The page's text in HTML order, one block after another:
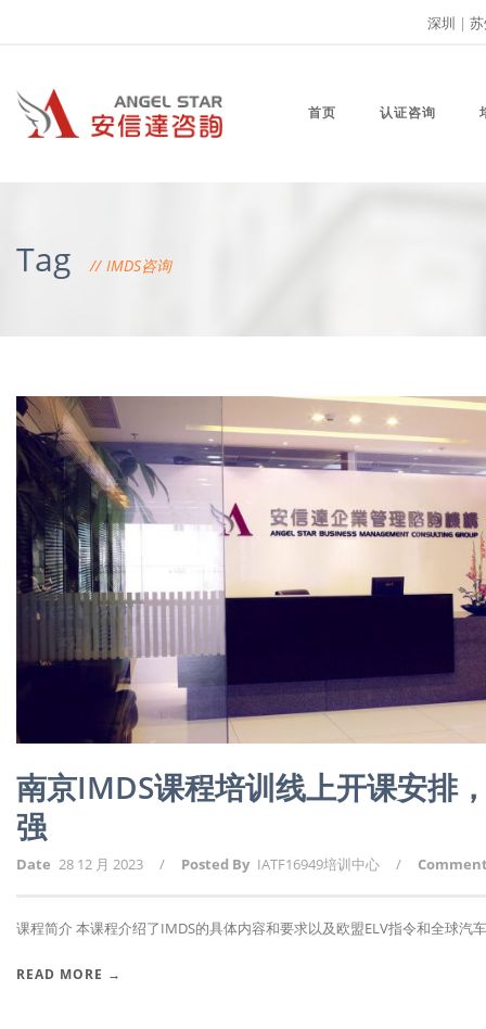
深圳 |
首页 认证咨询
Tag IMDS咨询
南京IMDS课程培训线上开课安排
强
Date 28 12 月 2023 / Posted By IATF16949培训中心 /
课程简介 本课程介绍了IMDS的具体内容和要求以及欧盟ELV指令和全球汽
READ MORE →